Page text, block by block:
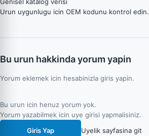
Urun uygunlugu icin OEM kodunu kontrol edin.
Bu urun hakkinda yorum yapin
Yorum eklemek icin hesabinizla giris yapin.
Bu urun icin henuz yorum yok.
Yorum yazabilmek icin uye girisi yapmalisiniz.
Giris Yap
Uyelik sayfasina git